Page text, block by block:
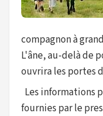
compagnon à
L'âne, au-delà de
ouvrira les portes
Les informations
fournies par le